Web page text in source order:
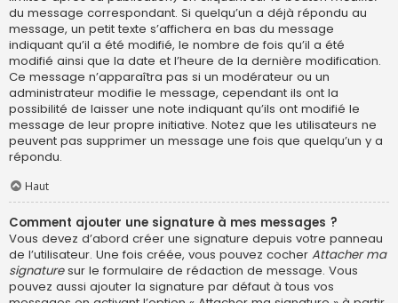
du message correspondant. Si quelqu’un a déjà répondu au
message, un petit texte s’affichera en bas du message
indiquant qu’il a été modifié, le nombre de fois qu’il a été
modifié ainsi que la date et l’heure de la dernière modification.
Ce message n’apparaîtra pas si un modérateur ou un
administrateur modifie le message, cependant ils ont la
possibilité de laisser une note indiquant qu’ils ont modifié le
message de leur propre initiative. Notez que les utilisateurs ne
peuvent pas supprimer un message une fois que quelqu’un y a
répondu.
Haut
Comment ajouter une signature à mes messages ?
Vous devez d’abord créer une signature depuis votre panneau
de l’utilisateur. Une fois créée, vous pouvez cocher Attacher ma
signaturesur le formulaire de rédaction de message. Vous
pouvez aussi ajouter la signature par défaut à tous vos